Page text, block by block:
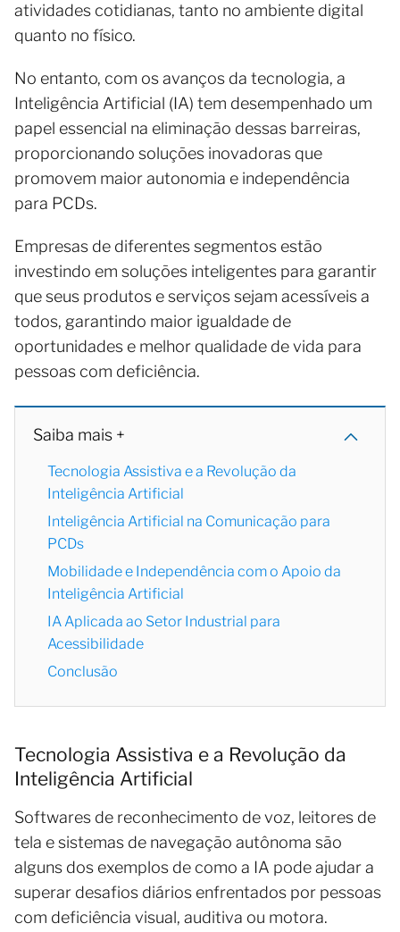
atividades cotidianas, tanto no ambiente digital
quanto no físico.
No entanto, com os avanços da tecnologia, a
Inteligência Artificial (IA) tem desempenhado um
papel essencial na eliminação dessas barreiras,
proporcionando soluções inovadoras que
promovem maior autonomia e independência
para PCDs.
Empresas de diferentes segmentos estão
investindo em soluções inteligentes para garantir
que seus produtos e serviços sejam acessíveis a
todos, garantindo maior igualdade de
oportunidades e melhor qualidade de vida para
pessoas com deficiência.
Saiba mais +
Tecnologia Assistiva e a Revolução da
Inteligência Artificial
Inteligência Artificial na Comunicação para
PCDs
Mobilidade e Independência com o Apoio da
Inteligência Artificial
IA Aplicada ao Setor Industrial para
Acessibilidade
Conclusão
Tecnologia Assistiva e a Revolução da
Inteligência Artificial
Softwares de reconhecimento de voz, leitores de
tela e sistemas de navegação autônoma são
alguns dos exemplos de como a IA pode ajudar a
superar desafios diários enfrentados por pessoas
com deficiência visual, auditiva ou motora.